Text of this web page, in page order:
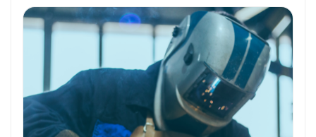
N’attendez plus !
Déposez votrecandidature
spontanée